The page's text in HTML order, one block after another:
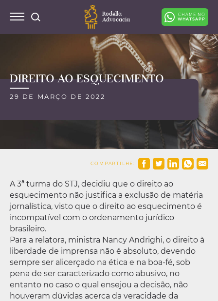
Rodella
Advocacia
CHAME NO
WHATSAPP
DIREITO AO ESQUECIMENTO
29 DE MARÇO DE 2022
COMPARTILHE:
A 3ª turma do STJ, decidiu que o direito ao
esquecimento não justifica a exclusão de matéria
jornalística, visto que o direito ao esquecimento é
incompatível com o ordenamento jurídico
brasileiro.
Para a relatora, ministra Nancy Andrighi, o direito à
liberdade de imprensa não é absoluto, devendo
sempre ser alicerçado na ética e na boa-fé, sob
pena de ser caracterizado como abusivo, no
entanto no caso o qual ensejou a decisão, não
houveram dúvidas acerca da veracidade da